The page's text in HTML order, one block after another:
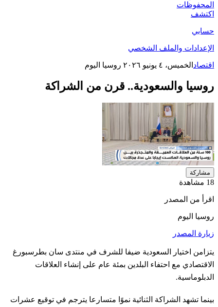
المحفوظات
اكتشف
حسابي
الإعدادات والملف الشخصي
اقتصاد الخميس، ٤ يونيو ٢٠٢٦ روسيا اليوم
روسيا والسعودية.. قرن من الشراكة
مشاركة
18 مشاهدة
اقرأ من المصدر
روسيا اليوم
زيارة المصدر
يتزامن اختيار السعودية ضيفا للشرف في منتدى سان بطرسبورغ
الاقتصادي مع احتفاء البلدين بمئة عام على إنشاء العلاقات
الدبلوماسية.
بينما تشهد الشراكة الثنائية نموًا متسارعا يترجم في توقيع عشرات